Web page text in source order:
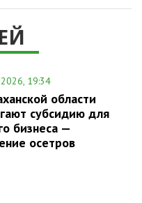
2026, 19:34
области
субсидию для
бизнеса —
осетров